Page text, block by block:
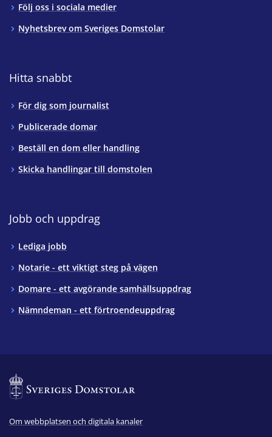
Följ oss i sociala medier
Nyhetsbrev om Sveriges Domstolar
Hitta snabbt
För dig som journalist
Publicerade domar
Beställ en dom eller handling
Skicka handlingar till domstolen
Jobb och uppdrag
Lediga jobb
Notarie - ett viktigt steg på vägen
Domare - ett avgörande samhällsuppdrag
Nämndeman - ett förtroendeuppdrag
Om webbplatsen och digitala kanaler